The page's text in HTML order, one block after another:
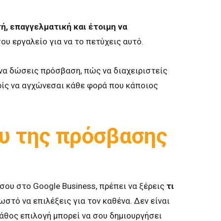
επαγγελματική και έτοιμη να
εργαλείο για να το πετύχεις αυτό.
δώσεις πρόσβαση, πώς να διαχειριστείς
να αγχώνεσαι κάθε φορά που κάποιος
της πρόσβασης
στο Google Business, πρέπει να ξέρεις τι
να επιλέξεις για τον καθένα. Δεν είναι
επιλογή μπορεί να σου δημιουργήσει